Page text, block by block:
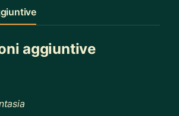
aggiuntive